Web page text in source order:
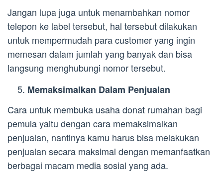
Jangan lupa juga untuk menambahkan nomor
telepon ke label tersebut, hal tersebut dilakukan
untuk mempermudah para customer yang ingin
memesan dalam jumlah yang banyak dan bisa
langsung menghubungi nomor tersebut.
Memaksimalkan Dalam Penjualan
Cara untuk membuka usaha donat rumahan bagi
pemula yaitu dengan cara memaksimalkan
penjualan, nantinya kamu harus bisa melakukan
penjualan secara maksimal dengan memanfaatkan
berbagai macam media sosial yang ada.